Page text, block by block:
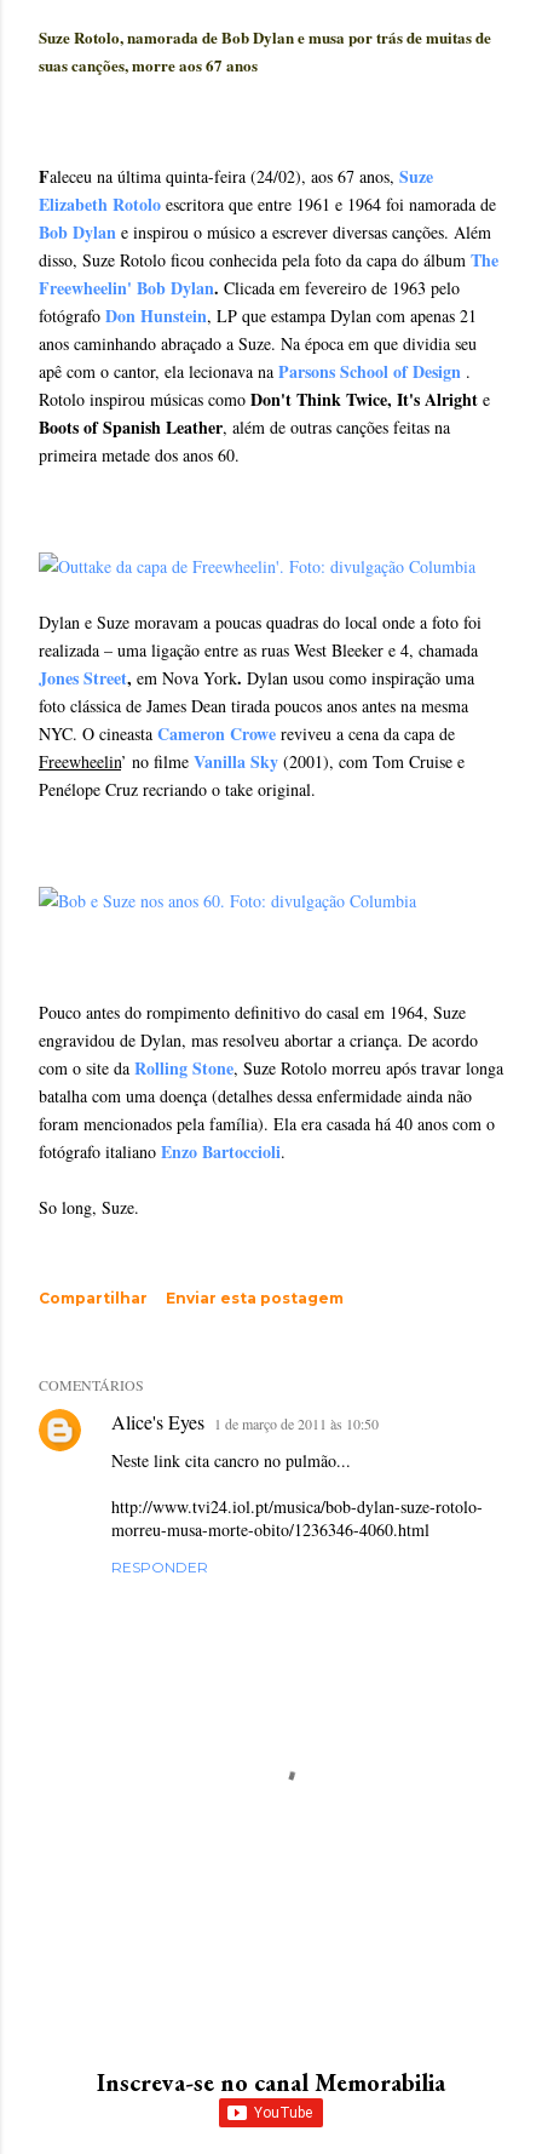
SuzeRotolo,namoradade Bob Dylanemusapor trás de muitasde
suascanções,morreaos 67 anos
Faleceu na última quinta-feira (24/02), aos 67 anos, Suze
Elizabeth Rotolo escritora que entre 1961 e 1964 foi namorada de
Bob Dylan e inspirou o músico a escrever diversas canções. Além
disso, Suze Rotolo ficou conhecida pela foto da capa do álbum The
Freewheelin' Bob Dylan. Clicada em fevereiro de 1963 pelo
fotógrafo Don Hunstein, LP que estampa Dylan com apenas 21
anos caminhando abraçado a Suze. Na época em que dividia seu
apê com o cantor, ela lecionava na Parsons School of Design .
Rotolo inspirou músicas como Don't Think Twice, It's Alright e
Boots of Spanish Leather, além de outras canções feitas na
primeira metade dos anos 60.
Dylan e Suze moravam a poucas quadras do local onde a foto foi
realizada – uma ligação entre as ruas West Bleeker e 4, chamada
Jones Street, em Nova York. Dylan usou como inspiração uma
foto clássica de James Dean tirada poucos anos antes na mesma
NYC. O cineasta Cameron Crowe reviveu a cena da capa de
Freewheelin’ no filme Vanilla Sky (2001), com Tom Cruise e
Penélope Cruz recriando o take original.
Pouco antes do rompimento definitivo do casal em 1964, Suze
engravidou de Dylan, mas resolveu abortar a criança. De acordo
com o site da Rolling Stone, Suze Rotolo morreu após travar longa
batalha com uma doença (detalhes dessa enfermidade ainda não
foram mencionados pela família). Ela era casada há 40 anos com o
fotógrafo italiano Enzo Bartoccioli.
So long, Suze.
Compartilhar Enviar esta postagem
COMENTÁRIOS
Alice's Eyes 1 de março de 2011 às 10:50
Neste link cita cancro no pulmão...
http://www.tvi24.iol.pt/musica/bob-dylan-suze-rotolo-
morreu-musa-morte-obito/1236346-4060.html
RESPONDER
Inscreva-se no canal Memorabilia